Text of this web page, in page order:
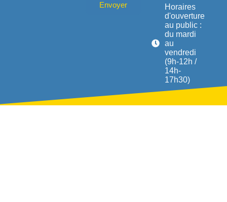
Envoyer
Horaires
d'ouverture
au public :
du mardi
au
vendredi
(9h-12h /
14h-
17h30)